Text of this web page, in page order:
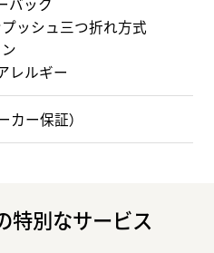
プッシュ三つ折れ方式
レルギー
カー保証）
特別なサービス